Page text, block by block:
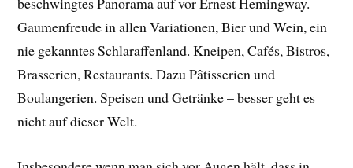
Gaumenfreude in allen Variationen, Bier und Wein, ein
nie gekanntes Schlaraffenland. Kneipen, Cafés, Bistros,
Brasserien, Restaurants. Dazu Pâtisserien und
Boulangerien. Speisen und Getränke – besser geht es
nicht auf dieser Welt.